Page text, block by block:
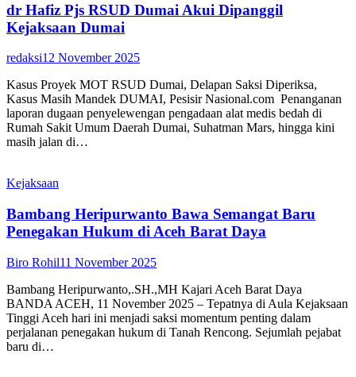
dr Hafiz Pjs RSUD Dumai Akui Dipanggil
Kejaksaan Dumai
redaksi12 November 2025
Kasus Proyek MOT RSUD Dumai, Delapan Saksi Diperiksa,
Kasus Masih Mandek DUMAI, Pesisir Nasional.com Penanganan
laporan dugaan penyelewengan pengadaan alat medis bedah di
Rumah Sakit Umum Daerah Dumai, Suhatman Mars, hingga kini
masih jalan di…
Kejaksaan
Bambang Heripurwanto Bawa Semangat Baru
Penegakan Hukum di Aceh Barat Daya
Biro Rohil11 November 2025
Bambang Heripurwanto,.SH.,MH Kajari Aceh Barat Daya
BANDA ACEH, 11 November 2025 – Tepatnya di Aula Kejaksaan
Tinggi Aceh hari ini menjadi saksi momentum penting dalam
perjalanan penegakan hukum di Tanah Rencong. Sejumlah pejabat
baru di…